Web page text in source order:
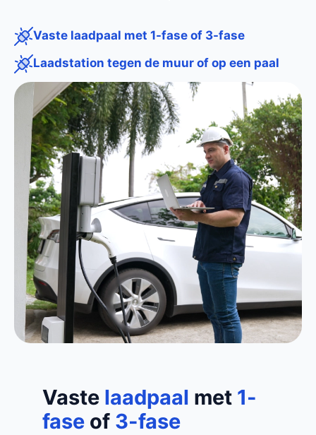
Vaste laadpaal met 1-fase of 3-fase
Laadstation tegen de muur of op een paal
Vaste laadpaal met 1-
fase of 3-fase